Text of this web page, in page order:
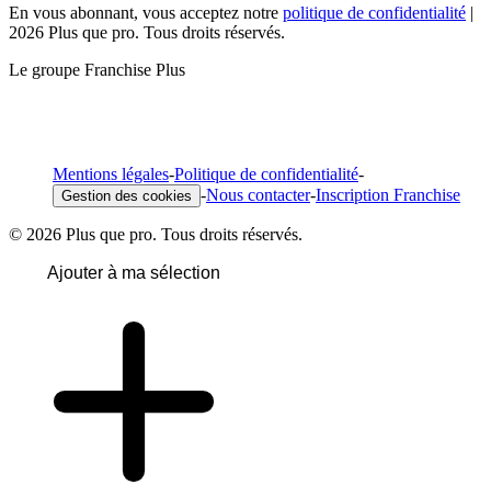
En vous abonnant, vous acceptez notre politique de confidentialité |
2026 Plus que pro. Tous droits réservés.
Le groupe Franchise Plus
Mentions légales-Politique de confidentialité-
Gestion des cookies -Nous contacter-Inscription Franchise
© 2026 Plus que pro. Tous droits réservés.
Ajouter à ma sélection